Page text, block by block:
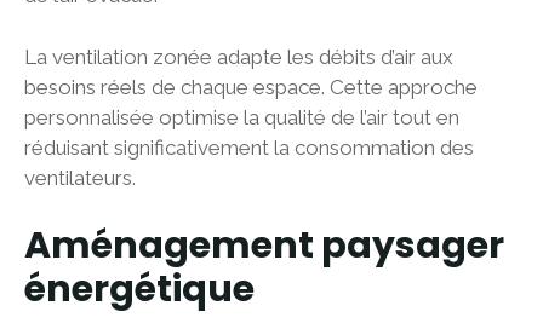
La ventilation zonée adapte les débits d’air aux
besoins réels de chaque espace. Cette approche
personnalisée optimise la qualité de l’air tout en
réduisant significativement la consommation des
ventilateurs.
Aménagement paysager
énergétique